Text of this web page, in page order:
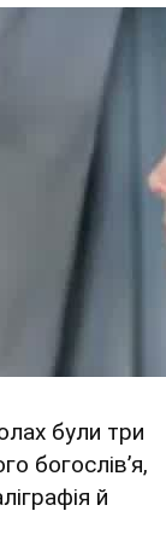
були три
богослівʼя,
й